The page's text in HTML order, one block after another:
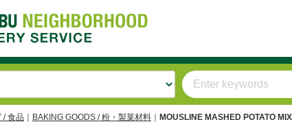
/ 食品 BAKING GOODS / 粉・製菓材料 MOUSLINE MASHED POTATO MIX